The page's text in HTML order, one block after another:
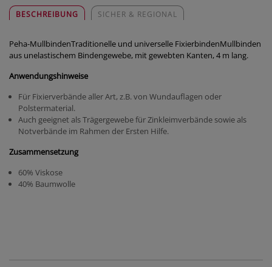
BESCHREIBUNG SICHER & REGIONAL
Peha-MullbindenTraditionelle und universelle FixierbindenMullbinden
aus unelastischem Bindengewebe, mit gewebten Kanten, 4 m lang.
Anwendungshinweise
Für Fixierverbände aller Art, z.B. von Wundauflagen oder
Polstermaterial.
Auch geeignet als Trägergewebe für Zinkleimverbände sowie als
Notverbände im Rahmen der Ersten Hilfe.
Zusammensetzung
60% Viskose
40% Baumwolle